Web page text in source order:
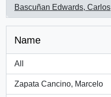
Bascuñan Edwards, Carlos
, 1 results
Name
All
Zapata Cancino, Marcelo
, 1 results